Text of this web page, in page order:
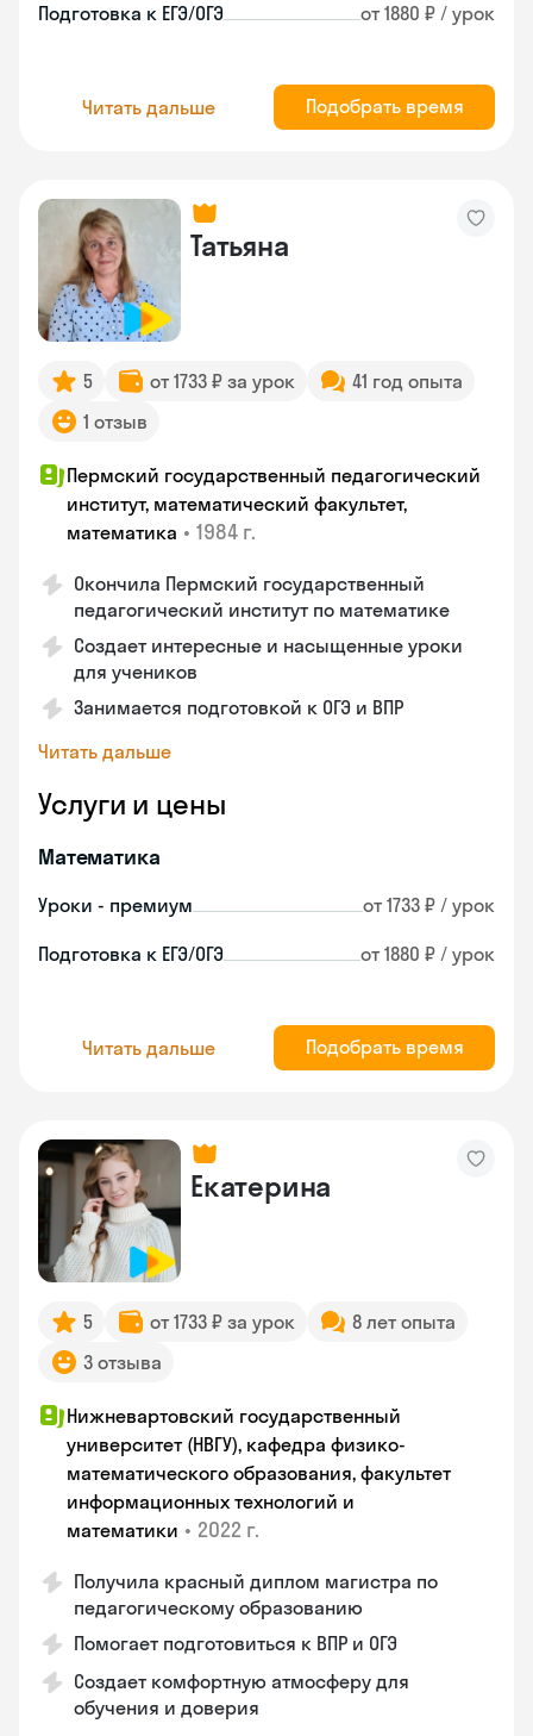
Подготовка к ЕГЭ/ОГЭ от 1880 ₽ / урок
Читать дальше Подобрать время
Татьяна
5 от 1733 ₽ за урок
41 год опыта
1 отзыв
Пермский государственный педагогический
институт, математический факультет,
математика • 1984 г.
Окончила Пермский государственный
педагогический институт по математике
Создает интересные и насыщенные уроки
для учеников
Занимается подготовкой к ОГЭ и ВПР
Читать дальше
Услуги и цены
Математика
Уроки - премиум от 1733 ₽ / урок
Подготовка к ЕГЭ/ОГЭ от 1880 ₽ / урок
Читать дальше Подобрать время
Екатерина
5 от 1733 ₽ за урок
8 лет опыта
3 отзыва
Нижневартовский государственный
университет (НВГУ), кафедра физико-
математического образования, факультет
информационных технологий и
математики • 2022 г.
Получила красный диплом магистра по
педагогическому образованию
Помогает подготовиться к ВПР и ОГЭ
Создает комфортную атмосферу для
обучения и доверия